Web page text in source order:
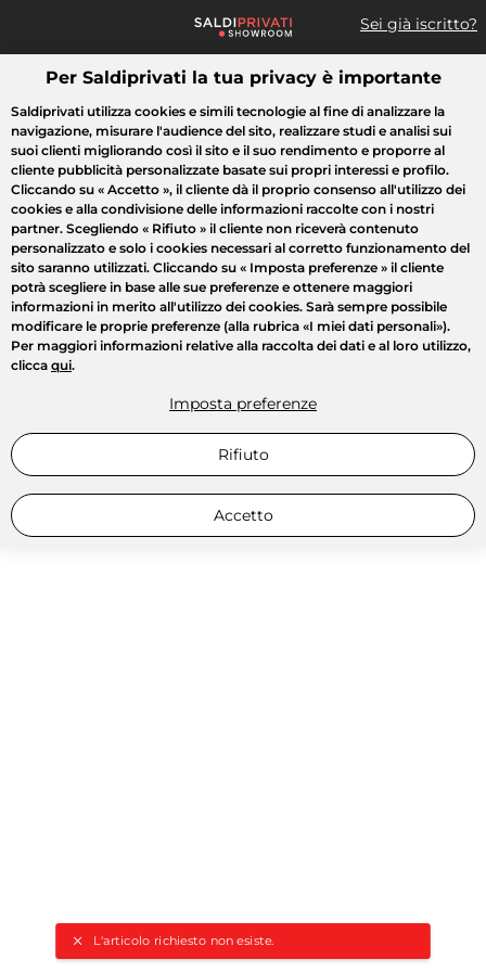
Sei già iscritto?
Cosa cerchi?
L'articolo richiesto non esiste.
Tutte le vendite Moda Casa Bellezza Elettrodomestici
Per Saldiprivati la tua privacy è importante
Saldiprivati utilizza cookies e simili tecnologie al fine di analizzare la
navigazione, misurare l'audience del sito, realizzare studi e analisi sui
suoi clienti migliorando così il sito e il suo rendimento e proporre al
cliente pubblicità personalizzate basate sui propri interessi e profilo.
Cliccando su « Accetto », il cliente dà il proprio consenso all'utilizzo dei
cookies e alla condivisione delle informazioni raccolte con i nostri
partner. Scegliendo « Rifiuto » il cliente non riceverà contenuto
personalizzato e solo i cookies necessari al corretto funzionamento del
sito saranno utilizzati. Cliccando su « Imposta preferenze » il cliente
potrà scegliere in base alle sue preferenze e ottenere maggiori
informazioni in merito all'utilizzo dei cookies. Sarà sempre possibile
modificare le proprie preferenze (alla rubrica «I miei dati personali»).
Per maggiori informazioni relative alla raccolta dei dati e al loro utilizzo,
clicca qui.
Imposta preferenze
Rifiuto
Accetto